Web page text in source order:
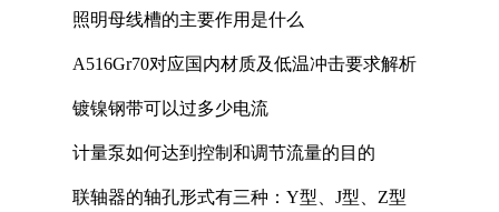
照明母线槽的主要作用是什么
A516Gr70对应国内材质及低温冲击要求解析
镀镍钢带可以过多少电流
计量泵如何达到控制和调节流量的目的
联轴器的轴孔形式有三种：Y型、J型、Z型